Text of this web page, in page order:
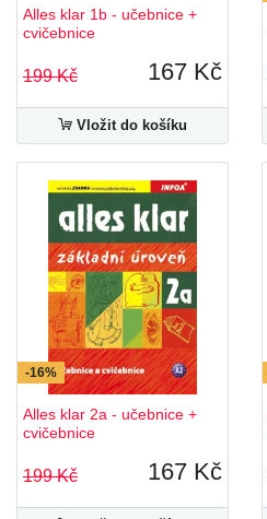
Alles klar 1b - učebnice +
cvičebnice
199 Kč 167 Kč
Vložit do košíku
-16%
Alles klar 2a - učebnice +
cvičebnice
199 Kč 167 Kč